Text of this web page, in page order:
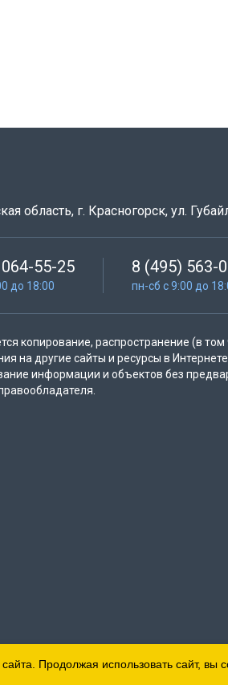
область, г. Красногорск, ул.
55-25
до 18:00
8 (495) 563-
пн-сб с 9:00 до
копирование, распространение (в том
на другие сайты и ресурсы в
информации и объектов без
Продолжая использовать сайт, вы